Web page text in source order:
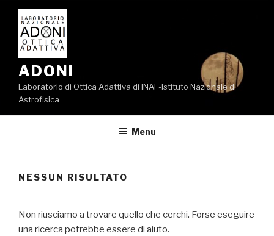
Salta
contenuto
ADONI
Laboratorio di Ottica Adattiva di INAF-Istituto Nazionale di
Astrofisica
Menu
NESSUN RISULTATO
Non riusciamo a trovare quello che cerchi. Forse eseguire
una ricerca potrebbe essere di aiuto.